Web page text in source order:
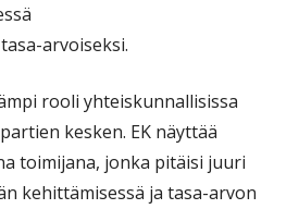
arvoiseksi.
rooli yhteiskunnallisissa
kesken. EK näyttää
toimijana, jonka pitäisi juuri
kehittämisessä ja tasa-arvon